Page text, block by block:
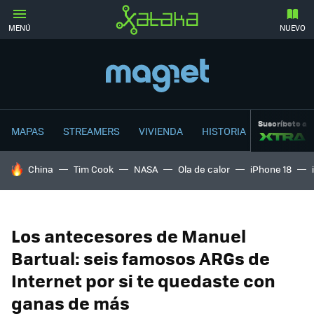
MENÚ NUEVO
MAPAS STREAMERS VIVIENDA HISTORIA Suscríbete a
HOY SE HABLA DE
China Tim Cook NASA Ola de calor iPhone 18
Los antecesores de Manuel
Bartual: seis famosos ARGs de
Internet por si te quedaste con
ganas de más